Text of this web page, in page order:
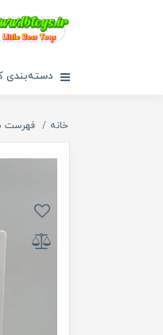
دسته‌بندی
خانه فهرست